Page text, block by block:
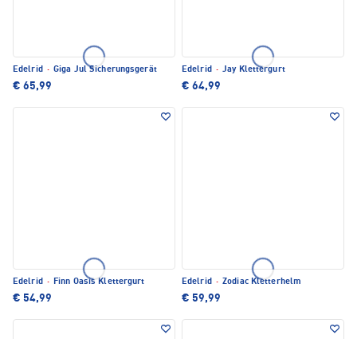
Edelrid · Giga Jul Sicherungsgerät
€ 65,99
Edelrid · Jay Klettergurt
€ 64,99
Edelrid · Finn Oasis Klettergurt
€ 54,99
Edelrid · Zodiac Kletterhelm
€ 59,99